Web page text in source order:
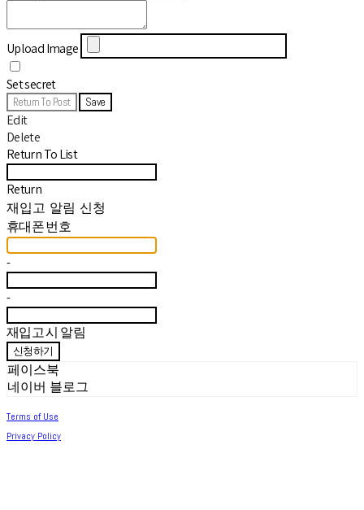
Upload Image
Set secret
Return To Post Save
Edit
Delete
Return To List
Return
재입고 알림 신청
휴대폰 번호
-
-
재입고 시 알림
신청하기
페이스북
네이버 블로그
Terms of Use
Privacy Policy